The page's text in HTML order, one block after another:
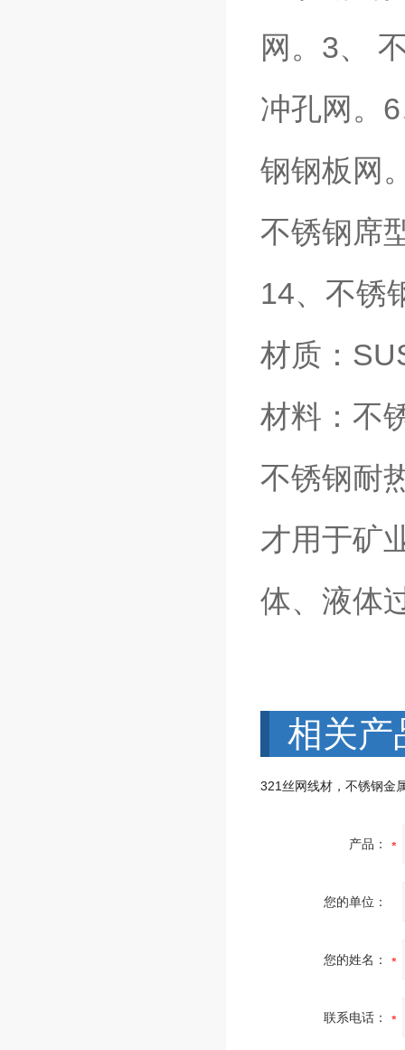
网。3、
冲孔网。
钢钢板网
不锈钢席
14、不锈
材质：
材料：不
不锈钢耐
才用于矿
体、液体
相关产
321丝网线材，不锈钢金
产品：
您的单位：
您的姓名：
联系电话：